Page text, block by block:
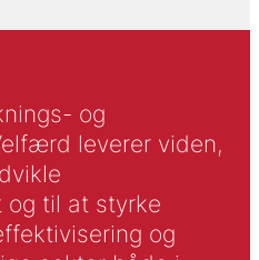
og
leverer viden,
til at styrke
og